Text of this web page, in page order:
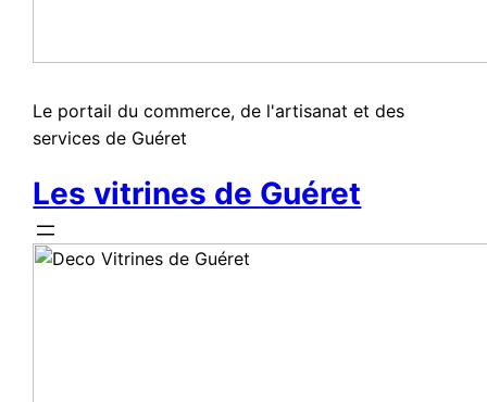
Le portail du commerce, de l'artisanat et des
services de Guéret
Les vitrines de Guéret